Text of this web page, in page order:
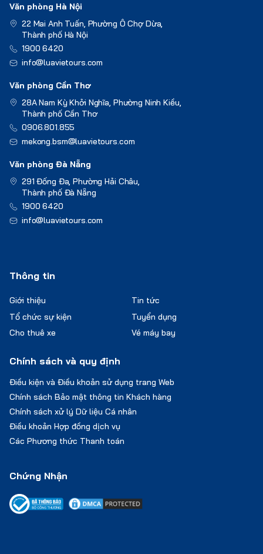
Chứng Nhận
Văn phòng Hà Nội
22 Mai Anh Tuấn, Phường Ô Chợ Dừa,
Thành phố Hà Nội
1900 6420
info@luavietours.com
Văn phòng Cần Thơ
28A Nam Kỳ Khởi Nghĩa, Phường Ninh Kiều,
Thành phố Cần Thơ
0906.801.855
mekong.bsm@luavietours.com
Văn phòng Đà Nẵng
291 Đống Đa, Phường Hải Châu,
Thành phố Đà Nẵng
1900 6420
info@luavietours.com
Thông tin
Giới thiệu
Tổ chức sự kiện
Cho thuê xe
Vé máy bay
Tin tức
Tuyển dụng
Chính sách và quy định
Điều kiện và Điều khoản sử dụng trang Web
Chính sách Bảo mật thông tin Khách hàng
Chính sách xử lý Dữ liệu Cá nhân
Điều khoản Hợp đồng dịch vụ
Các Phương thức Thanh toán